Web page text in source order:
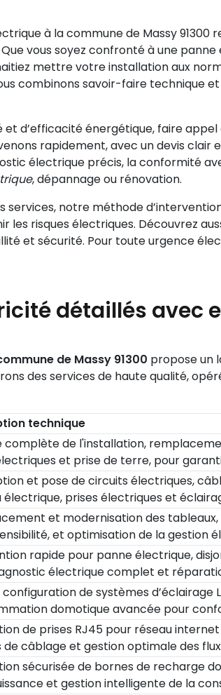
à la commune de Massy 91300
vous soyez confronté à une
mettre votre installation aux
combinons savoir-faire
et d’efficacité énergétique, faire appel
rapidement, avec un devis clair
électrique précis, la conformité
, dépannage ou rénovation.
notre méthode
les risques électriques. Découvrez
et sécurité. Pour toute urgence
détaillés avec
de Massy 91300 propose un
des services de haute qualité,
technique
complète de l'installation,
et prise de terre, pour
et pose de circuits électriques,
électrique, prises électriques et
et modernisation des
et optimisation de la gestion
rapide pour panne électrique,
électrique complet et
configuration de systèmes d’éclairage
domotique avancée pour
de prises RJ45 pour réseau
de câblage et gestion optimale des
sécurisée de bornes de recharge
et gestion intelligente de la